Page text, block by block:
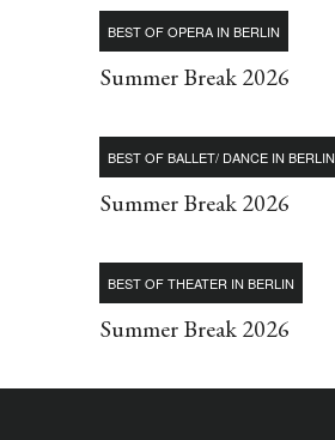
BEST OF OPERA IN BERLIN
Summer Break 2026
BEST OF BALLET/ DANCE IN BERLIN
Summer Break 2026
BEST OF THEATER IN BERLIN
Summer Break 2026